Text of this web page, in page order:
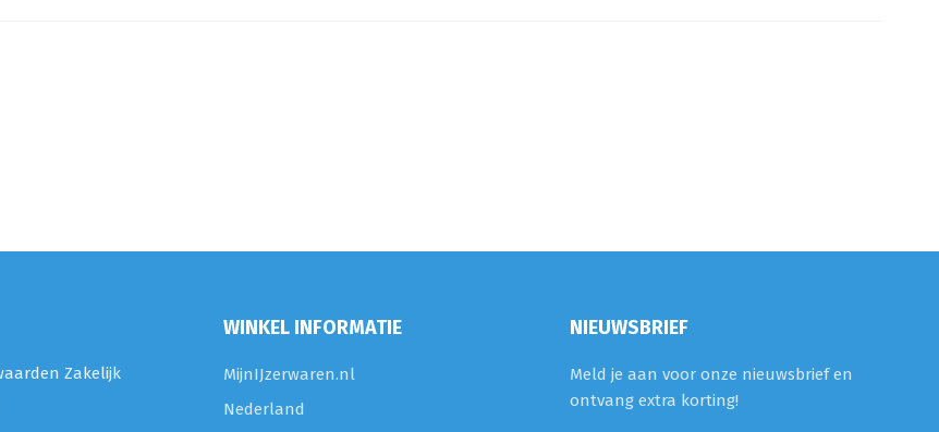
Zakelijk
WINKEL INFORMATIE
MijnIJzerwaren.nl
Nederland
NIEUWSBRIEF
Meld je aan voor onze nieuwsbrief en
ontvang extra korting!